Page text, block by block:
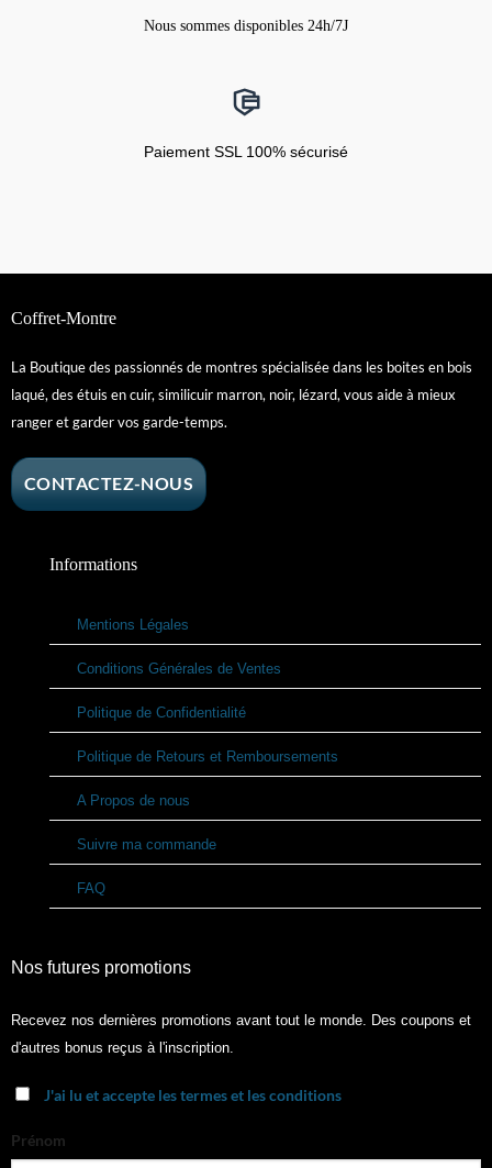
Nous sommes disponibles 24h/7J
Paiement SSL 100% sécurisé
Coffret-Montre
La Boutique des passionnés de montres spécialisée dans les boites en bois
laqué, des étuis en cuir, similicuir marron, noir, lézard, vous aide à mieux
ranger et garder vos garde-temps.
CONTACTEZ-NOUS
Informations
Mentions Légales
Conditions Générales de Ventes
Politique de Confidentialité
Politique de Retours et Remboursements
A Propos de nous
Suivre ma commande
FAQ
Nos futures promotions
Recevez nos dernières promotions avant tout le monde. Des coupons et
d'autres bonus reçus à l'inscription.
J'ai lu et accepte les termes et les conditions
Prénom